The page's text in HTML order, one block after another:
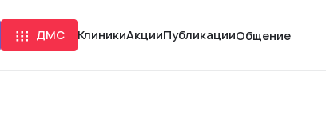
ДМС КлиникиАкцииПубликацииОбщение